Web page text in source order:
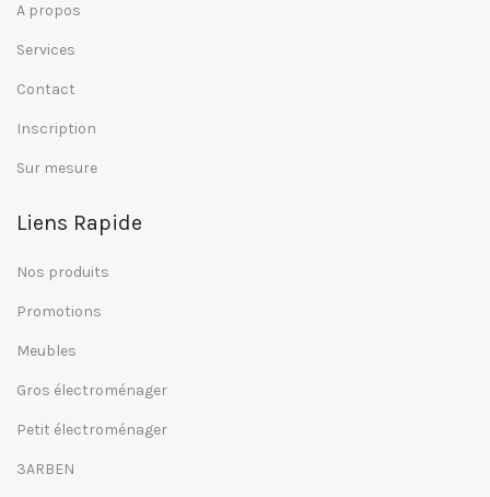
A propos
Services
Contact
Inscription
Sur mesure
Liens Rapide
Nos produits
Promotions
Meubles
Gros électroménager
Petit électroménager
3ARBEN